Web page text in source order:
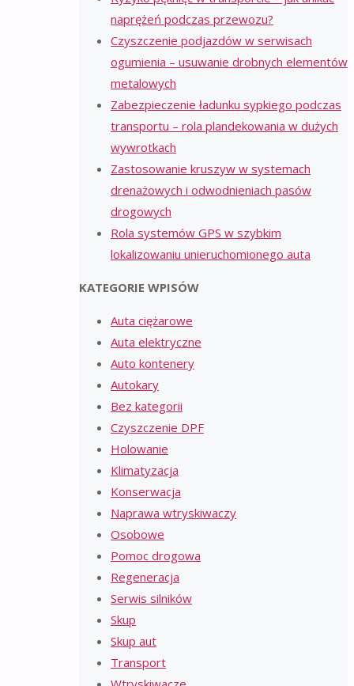
naprężeń podczas przewozu?
Czyszczenie podjazdów w serwisach
ogumienia – usuwanie drobnych elementów
metalowych
Zabezpieczenie ładunku sypkiego podczas
transportu – rola plandekowania w dużych
wywrotkach
Zastosowanie kruszyw w systemach
drenażowych i odwodnieniach pasów
drogowych
Rola systemów GPS w szybkim
lokalizowaniu unieruchomionego auta
KATEGORIE WPISÓW
Auta ciężarowe
Auta elektryczne
Auto kontenery
Autokary
Bez kategorii
Czyszczenie DPF
Holowanie
Klimatyzacja
Konserwacja
Naprawa wtryskiwaczy
Osobowe
Pomoc drogowa
Regeneracja
Serwis silników
Skup
Skup aut
Transport